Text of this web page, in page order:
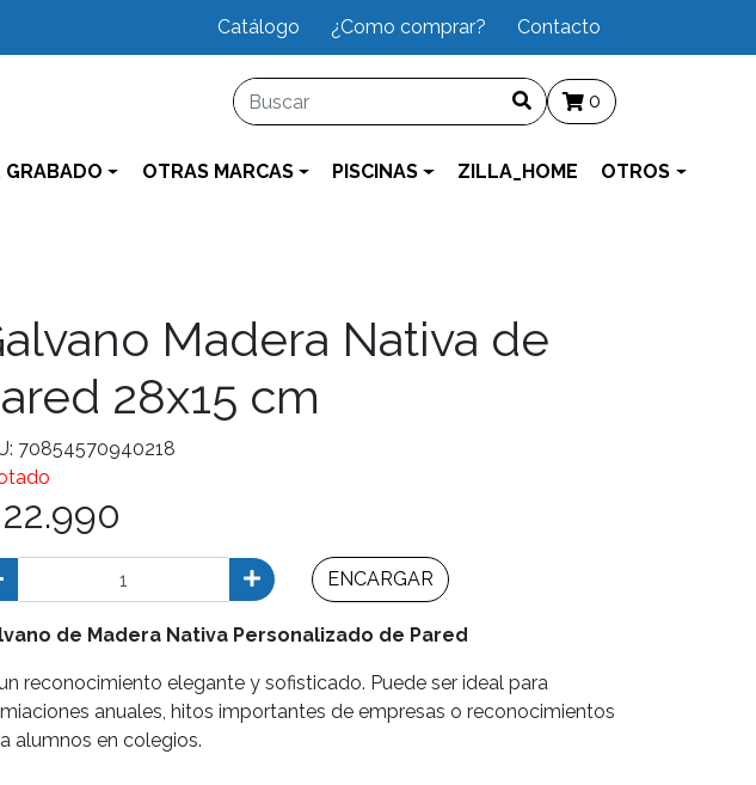
Catálogo ¿Como comprar? Contacto
0
GRABADO OTRAS MARCAS PISCINAS ZILLA_HOME OTROS
Madera Nativa de
28x15 cm
70854570940218
ENCARGAR
de Madera Nativa Personalizado de Pared
reconocimiento elegante y sofisticado. Puede ser ideal para
anuales, hitos importantes de empresas o reconocimientos
alumnos en colegios.